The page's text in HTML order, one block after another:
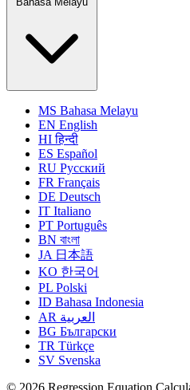
MS Bahasa Melayu
EN English
HIहिन्दी
ES Español
RU Русский
FR Français
DE Deutsch
IT Italiano
PT Português
BN বাংলা
JA 日本語
KO 한국어
PL Polski
ID Bahasa Indonesia
AR العربية
BG Български
TR Türkçe
SV Svenska
© 2026 Regression Equation